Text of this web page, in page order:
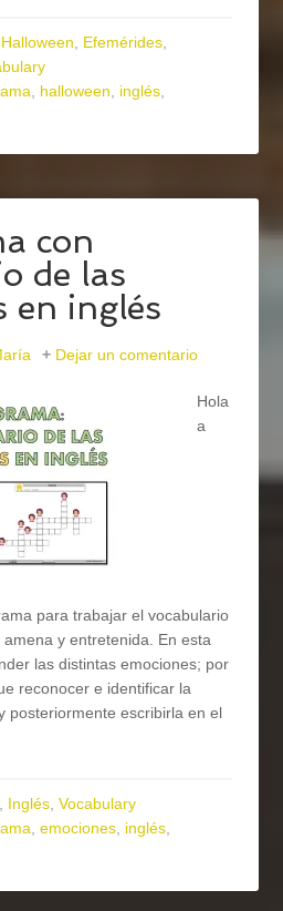
, Efemérides,
, halloween, inglés,
con
de las
en inglés
Dejar un comentario
Hola
a
para trabajar el vocabulario
y entretenida. En esta
las distintas emociones; por
reconocer e identificar la
posteriormente escribirla en el
, Inglés,Vocabulary
,emociones, inglés,